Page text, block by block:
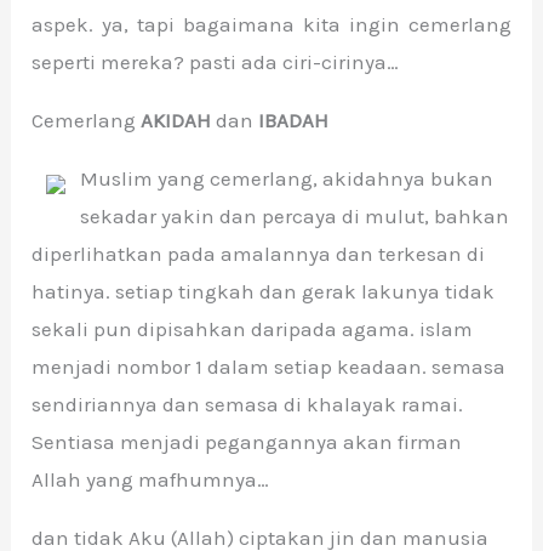
aspek. ya, tapi bagaimana kita ingin cemerlang
seperti mereka? pasti ada ciri-cirinya…
CemerlangAKIDAHdan IBADAH
Muslim yang cemerlang, akidahnya bukan
sekadar yakin dan percaya di mulut, bahkan
diperlihatkan pada amalannya dan terkesan di
hatinya. setiap tingkah dan gerak lakunya tidak
sekali pun dipisahkan daripada agama. islam
menjadi nombor 1 dalam setiap keadaan. semasa
sendiriannya dan semasa di khalayak ramai.
Sentiasa menjadi pegangannya akan firman
Allah yang mafhumnya…
dan tidak Aku (Allah) ciptakan jin dan manusia